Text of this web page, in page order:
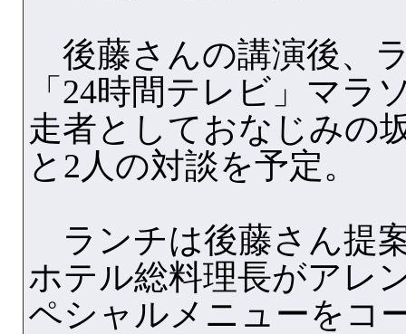
後藤さんの講演後、
「24時間テレビ」マラ
走者としておなじみの
と2人の対談を予定。
ランチは後藤さん提
ホテル総料理長がアレ
ペシャルメニューをコ